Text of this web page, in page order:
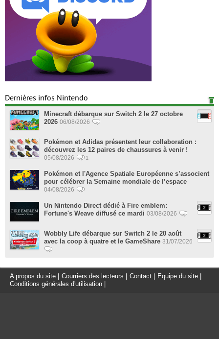
Dernières infos Nintendo
Minecraft débarque sur Switch 2 le 27 octobre
2026 06/08/2026
Pokémon et Adidas présentent leur collaboration :
découvrez les 12 paires de chaussures à venir !
05/08/2026 1
Pokémon et l'Agence Spatiale Européenne s’associent
pour célébrer la Semaine mondiale de l’espace
04/08/2026
Un Nintendo Direct dédié à Fire emblem:
Fortune's Weave diffusé ce mardi 03/08/2026
Wobbly Life débarque sur Switch 2 le 20 août
avec la coop à quatre et le GameShare 31/07/2026
A propos du site | Courriers des lecteurs | Contact | Equipe du site |
Conditions générales d'utilisation |